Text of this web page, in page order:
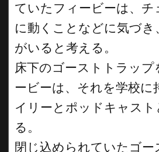
ていたフィービーは、チ
に動くことなどに気づき
がいると考える。
床下のゴーストトラップ
ービーは、それを学校に
イリーとポッドキャスト
る。
閉じ込められていたゴー